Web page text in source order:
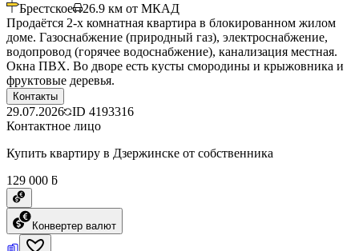
Брестское 26.9 км от МКАД
Продаётся 2-х комнатная квартира в блокированном жилом
доме. Газоснабжение (природный газ), электроснабжение,
водопровод (горячее водоснабжение), канализация местная.
Окна ПВХ. Во дворе есть кусты смородины и крыжовника и
фруктовые деревья.
Контакты
29.07.2026 ID 4193316
Контактное лицо
Купить квартиру в Дзержинске от собственника
129 000 ƃ
Конвертер валют